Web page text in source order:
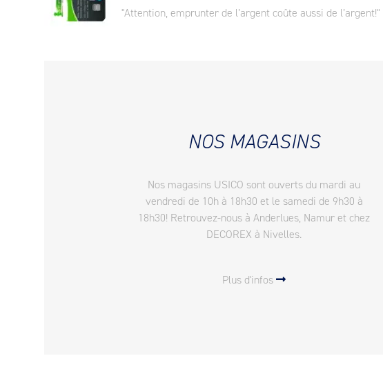
"Attention, emprunter de l’argent coûte aussi de l’argent!"
NOS MAGASINS
Nos magasins USICO sont ouverts du mardi au
vendredi de 10h à 18h30 et le samedi de 9h30 à
18h30! Retrouvez-nous à Anderlues, Namur et chez
DECOREX à Nivelles.
Plus d'infos